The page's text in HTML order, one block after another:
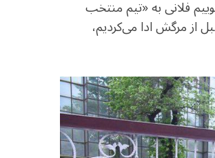
فلانی به «تیم منتخب
از مرگش ادا می‌کردیم،